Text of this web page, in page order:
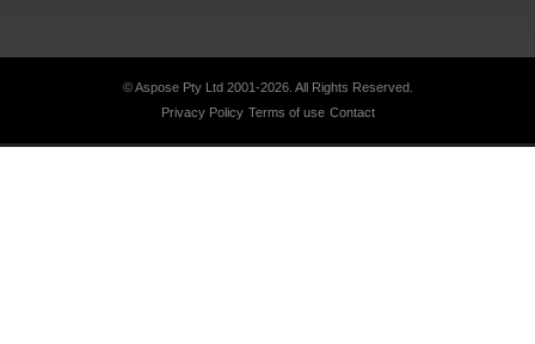
© Aspose Pty Ltd 2001-2026. All Rights Reserved.
Privacy Policy Terms of use Contact